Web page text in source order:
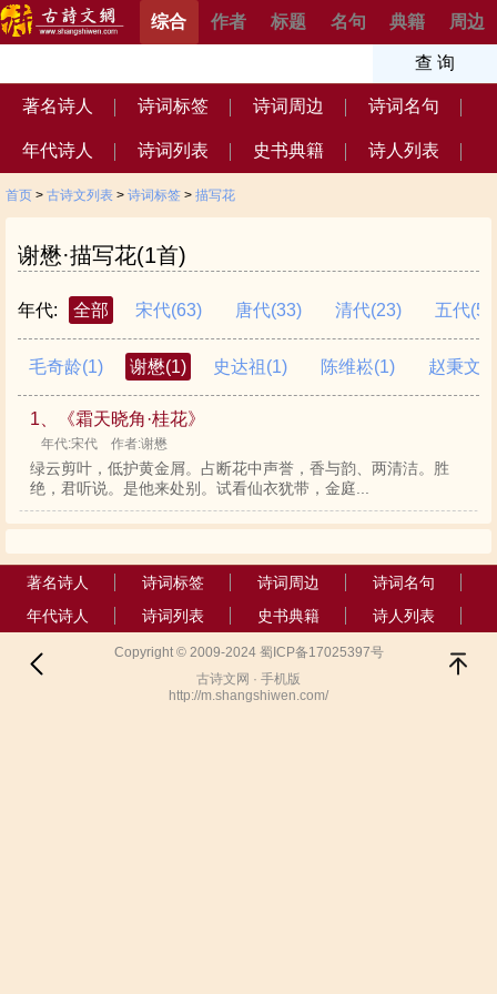
周边
典籍
名句
标题
作者
综合
著名诗人 诗词标签 诗词周边 诗词名句
年代诗人 诗词列表 史书典籍 诗人列表
首页 > 古诗文列表 > 诗词标签 > 描写花
谢懋·描写花(1首)
年代: 全部 宋代(63) 唐代(33) 清代(23) 五代(5)
毛奇龄(1) 谢懋(1) 史达祖 (1) 陈维崧(1) 赵秉文
1、《霜天晓角·桂花》
年代:宋代 作者:谢懋
绿云剪叶，低护黄金屑。占断花中声誉，香与韵、两清洁。胜
绝，君听说。是他来处别。试看仙衣犹带，金庭...
著名诗人 诗词标签 诗词周边
诗词名句
年代诗人
诗词列表 史书典籍 诗人列表
Copyright © 2009-2024 蜀ICP备17025397号
古诗文网 · 手机版
http://m.shangshiwen.com/